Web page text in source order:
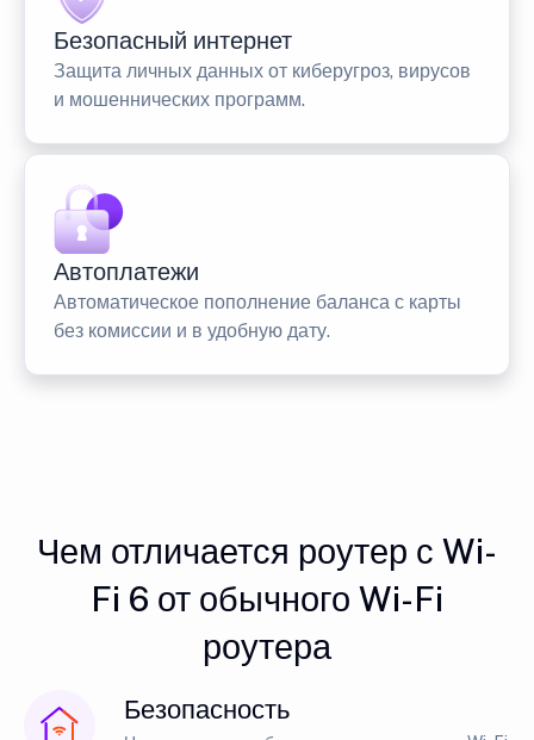
Безопасный интернет
Защита личных данных от киберугроз, вирусов
и мошеннических программ.
Автоплатежи
Автоматическое пополнение баланса с карты
без комиссии и в удобную дату.
Чем отличается роутер с Wi-
Fi 6 от обычного Wi-Fi
роутера
Безопасность